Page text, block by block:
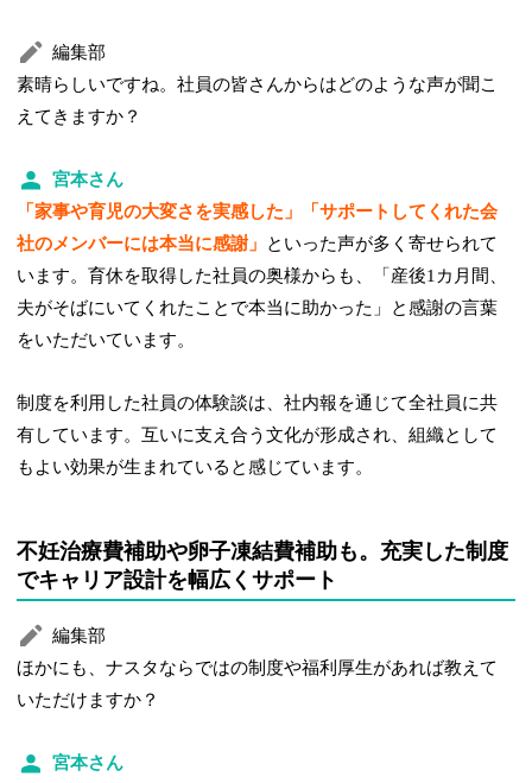
編集部
素晴らしいですね。社員の皆さんからはどのような声が聞こ
えてきますか？
宮本さん
「家事や育児の大変さを実感した」「サポートしてくれた会
社のメンバーには本当に感謝」
といった声が多く寄せられて
います。育休を取得した社員の奥様からも、「産後1カ月間、
夫がそばにいてくれたことで本当に助かった」と感謝の言葉
をいただいています。
制度を利用した社員の体験談は、社内報を通じて全社員に共
有しています。互いに支え合う文化が形成され、組織として
もよい効果が生まれていると感じています。
不妊治療費補助や卵⼦凍結費補助も。充実した制度
でキャリア設計を幅広くサポート
編集部
ほかにも、ナスタならではの制度や福利厚生があれば教えて
いただけますか？
宮本さん